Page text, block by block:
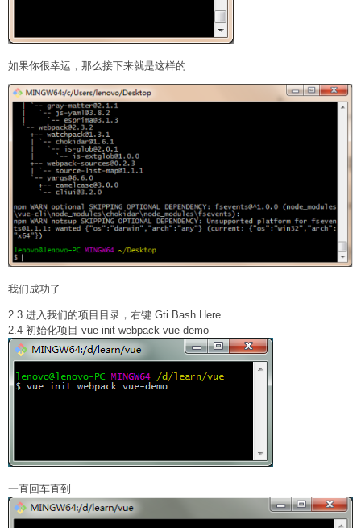
如果你很幸运，那么接下来就是这样的
我们成功了
2.3 进入我们的项目目录，右键 Gti Bash Here
2.4 初始化项目 vue init webpack vue-demo
一直回车直到